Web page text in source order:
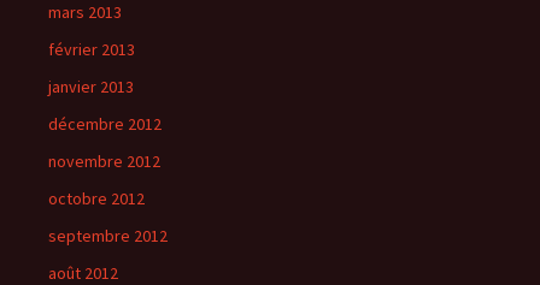
mars 2013
février 2013
janvier 2013
décembre 2012
novembre 2012
octobre 2012
septembre 2012
août 2012